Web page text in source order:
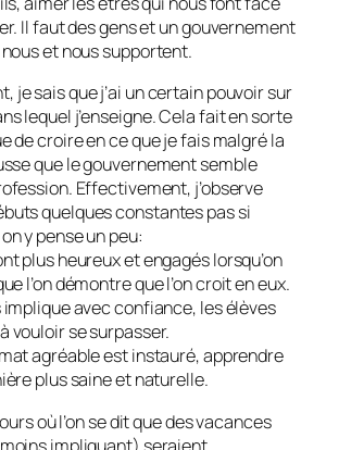
Il faut des gens et un gouvernement
et nous supportent.
je sais que j’ai un certain pouvoir sur
lequel j’enseigne. Cela fait en sorte
de croire en ce que je fais malgré la
que le gouvernement semble
Effectivement, j’observe
quelques constantes pas si
y pense un peu:
plus heureux et engagés lorsqu’on
l’on démontre que l’on croit en eux.
implique avec confiance, les élèves
vouloir se surpasser.
agréable est instauré, apprendre
plus saine et naturelle.
où l’on se dit que des vacances